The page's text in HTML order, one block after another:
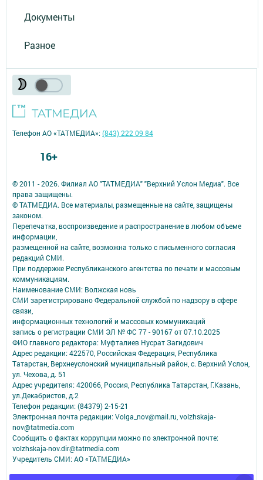
Документы
Разное
© 2011 - 2026. Филиал АО "ТАТМЕДИА" "Верхний Услон Медиа". Все
права защищены.
© ТАТМЕДИА. Все материалы, размещенные на сайте, защищены
законом.
Перепечатка, воспроизведение и распространение в любом объеме
информации,
размещенной на сайте, возможна только с письменного согласия
редакций СМИ.
При поддержке Республиканского агентства по печати и массовым
коммуникациям.
Наименование СМИ: Волжская новь
СМИ зарегистрировано Федеральной службой по надзору в сфере
связи,
информационных технологий и массовых коммуникаций
запись о регистрации СМИ ЭЛ № ФС 77 - 90167 от 07.10.2025
ФИО главного редактора: Муфталиев Нусрат Загидович
Адрес редакции: 422570, Российская Федерация, Республика
Татарстан, Верхнеуслонский муниципальный район, с. Верхний Услон,
ул. Чехова, д. 51
Адрес учредителя: 420066, Россия, Республика Татарстан, Г.Казань,
ул.Декабристов, д.2
Телефон редакции: (84379) 2-15-21
Электронная почта редакции: Volga_nov@mail.ru, volzhskaja-
nov@tatmedia.com
Сообщить о фактах коррупции можно по электронной почте:
volzhskaja-nov.dir@tatmedia.com
Учредитель СМИ: АО «ТАТМЕДИА»
Телефон АО «ТАТМЕДИА»:(843) 222 09 84
16+